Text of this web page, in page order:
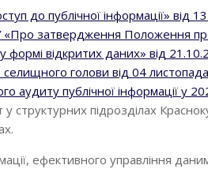
до публічної інформації» від
затвердження Положення
формі відкритих даних» від
голови від 04
аудиту публічної інформації у
підрозділах
ефективного управління